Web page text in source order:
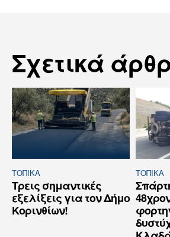
Σχετικά
ΤΟΠΙΚΑ
Τρεις σημαντικές
εξελίξεις για τον Δήμο
Κορινθίων!
ΤΟΠΙΚΑ